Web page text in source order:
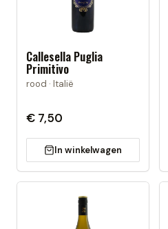
Callesella Puglia
Primitivo
rood · Italië
€ 7,50
In winkelwagen